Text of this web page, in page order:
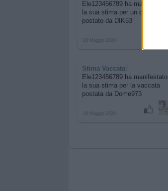
Ele123456789 ha manifestato
la sua stima per un commento
postato da DIK53
Stima Vaccata:
Ele123456789 ha manifestato
la sua stima per la vaccata
postata da Dome973